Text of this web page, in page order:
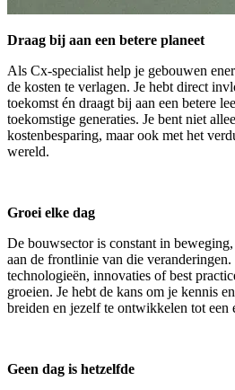
Draag bij aan een betere planeet
Als Cx-specialist help je gebouwen
de kosten te verlagen. Je hebt direct
toekomst én draagt bij aan een betere
toekomstige generaties. Je bent niet
kostenbesparing, maar ook met het
wereld.
Groei elke dag
De bouwsector is constant in
aan de frontlinie van die
technologieën, innovaties of best
groeien. Je hebt de kans om je kennis
breiden en jezelf te ontwikkelen tot een
Geen dag is hetzelfde